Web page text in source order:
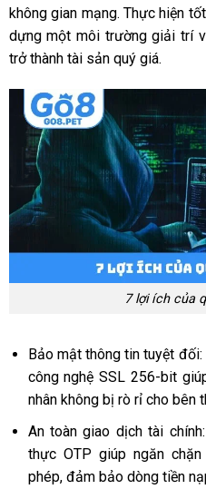
không gian mạng. Thực hiện tốt
dựng một môi trường giải trí
trở thành tài sản quý giá.
7 lợi ích của
Bảo mật thông tin tuyệt
công nghệ SSL 256-bit
nhân không bị rò rỉ cho bên
An toàn giao dịch tài
thực OTP giúp ngăn
phép, đảm bảo dòng tiền